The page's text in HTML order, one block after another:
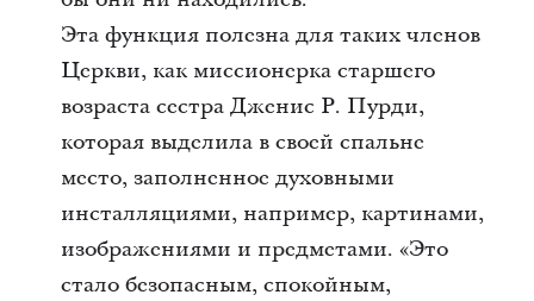
Эта функция полезна для таких членов
Церкви, как миссионерка старшего
возраста сестра Дженис Р. Пурди,
которая выделила в своей спальне
место, заполненное духовными
инсталляциями, например, картинами,
изображениями и предметами. «Это
стало безопасным, спокойным,